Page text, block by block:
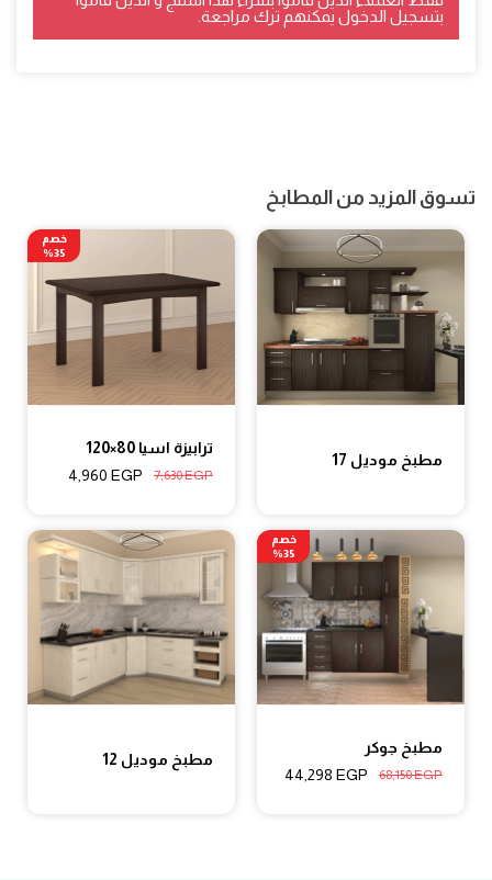
بتسجيل الدخول يمكنهم ترك مراجعة.
تسوق المزيد من المطابخ
مطبخ موديل 17
ترابيزة اسيا 80×120
7,630EGP
4,960 EGP
خصم
35%
مطبخ جوكر
68,150EGP
44,298 EGP
خصم
35%
مطبخ موديل 12